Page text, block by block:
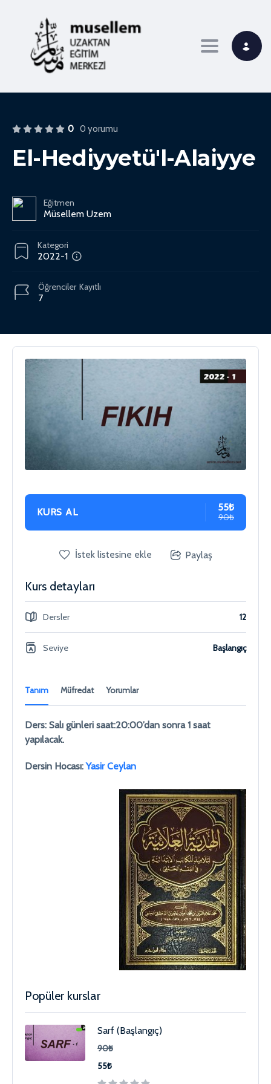
Toggle
0 0 yorumu
El-Hediyyetü'l-Alaiyye
Eğitmen
Müsellem Uzem
Kategori
2022-1
7
Öğrenciler Kayıtlı
Tanım Müfredat Yorumlar
Ders: Salı günleri saat:20:00’dan sonra 1 saat
yapılacak.
Dersin Hocası:Yasir Ceylan
KURS AL 55₺
90₺
İstek listesine ekle Paylaş
Kurs detayları
Dersler 12
Seviye Başlangıç
Popüler kurslar
Sarf (Başlangıç)
90₺
55₺